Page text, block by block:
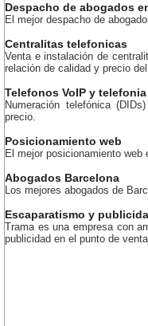
Despacho de abogados
El mejor despacho de
Centralitas telefonicas
Venta e instalación de
relación de calidad y precio
Telefonos VoIP y telefonia
Numeración telefónica
precio.
Posicionamiento web
El mejor posicionamiento
Abogados Barcelona
Los mejores abogados de
Escaparatismo y
Trama es una empresa con
publicidad en el punto de